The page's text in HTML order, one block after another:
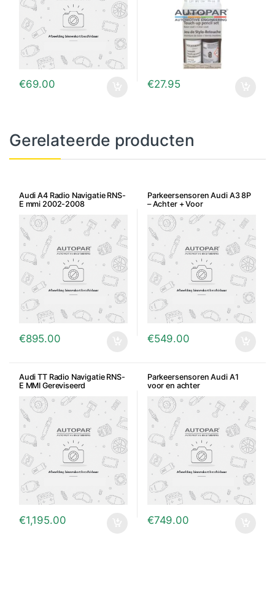
€69.00 €27.95
Gerelateerde producten
Audi A4 Radio Navigatie RNS-
E mmi 2002-2008
€895.00
Parkeersensoren Audi A3 8P
– Achter + Voor
€549.00
Audi TT Radio Navigatie RNS-
E MMI Gereviseerd
€1,195.00
Parkeersensoren Audi A1
voor en achter
€749.00